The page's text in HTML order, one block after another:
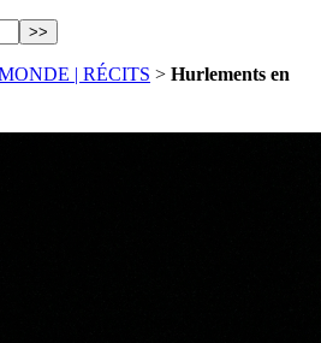
| RÉCITS > Hurlements en